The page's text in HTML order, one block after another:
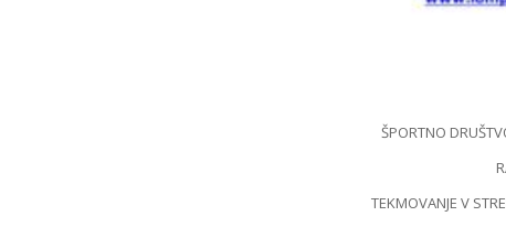
ŠPORTNO
TEKMOVANJE V